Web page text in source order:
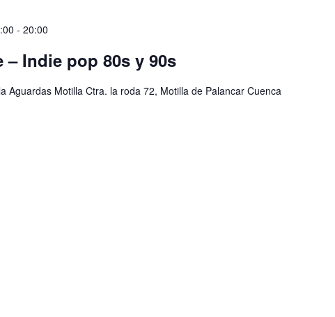
- 20:00
– Indie pop 80s y 90s
Aguardas Motilla Ctra. la roda 72, Motilla de Palancar Cuenca